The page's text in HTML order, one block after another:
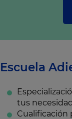
Escuela
tus
Cualificación